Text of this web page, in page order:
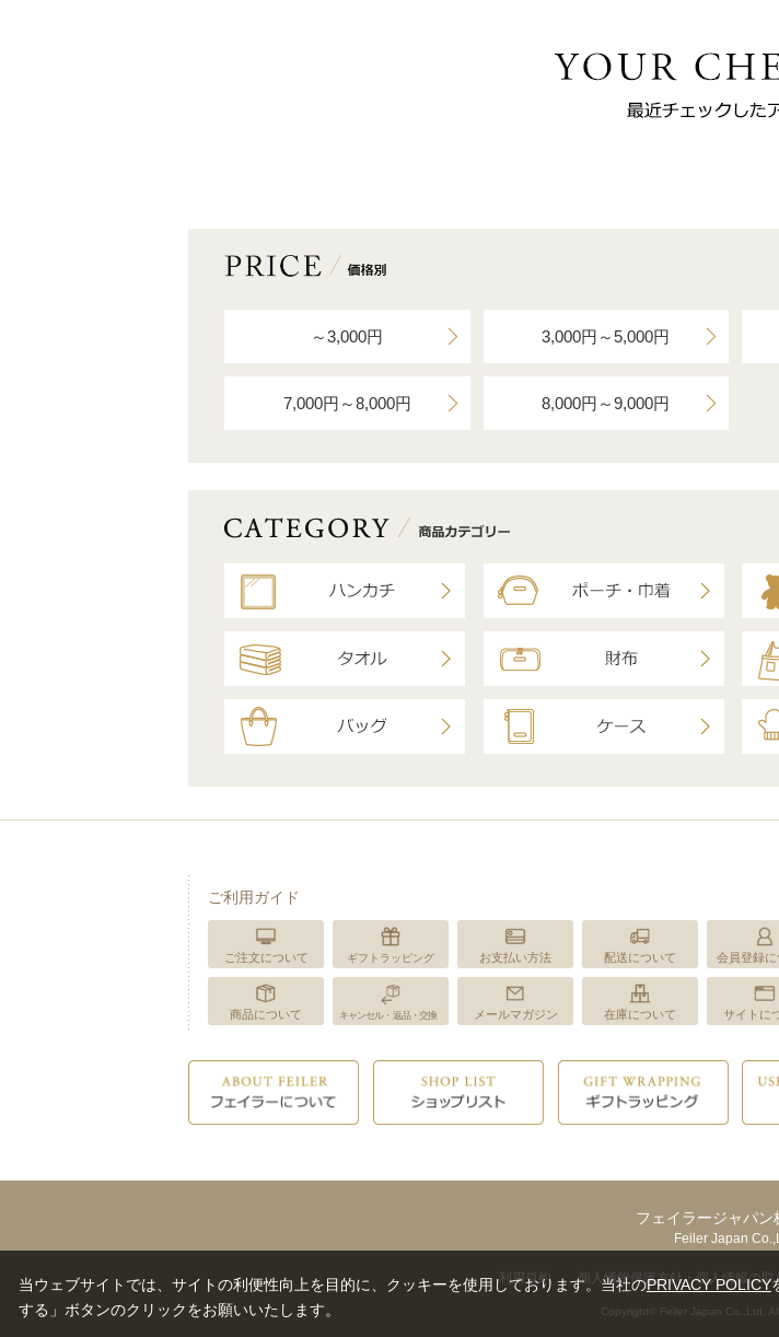
～3,000円 3,000円～5,000円
7,000円～8,000円 8,000円～9,000円
ご利用ガイド
ご注文について ギフトラッピング お支払い方法 配送について 会員登録に
商品について キャンセル・返品・交換 メールマガジン 在庫について サイトに
フェイラージャパン
Feiler Japan
利用規約 個人情報保護方針・個人情報の取
Copyright© Feiler Japan Co.,Ltd.
当ウェブサイトでは、サイトの利便性向上を目的に、クッキーを使用しております。当社のPRIVACY POLICY
する」ボタンのクリックをお願いいたします。